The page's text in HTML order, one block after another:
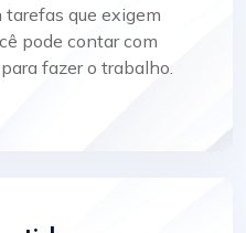
que exigem
pode contar com
fazer o trabalho.